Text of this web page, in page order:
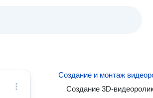
Создание и монтаж
Создание 3D-